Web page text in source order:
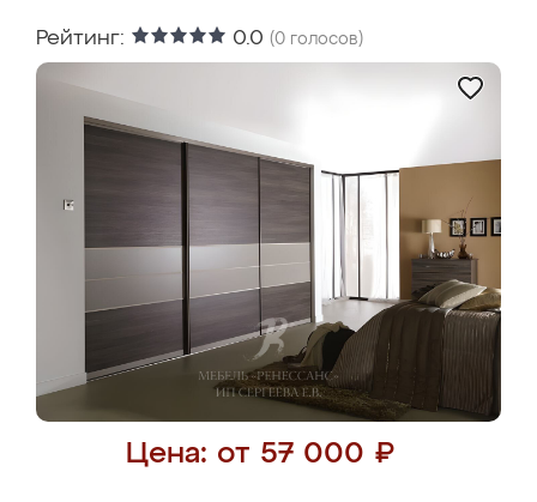
Рейтинг: 0.0 (0 голосов)
Цена: от 57 000 ₽